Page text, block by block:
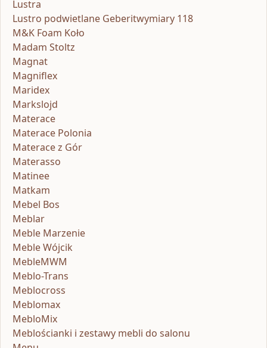
Lustra
Lustro podwietlane Geberitwymiary 118
M&K Foam Koło
Madam Stoltz
Magnat
Magniflex
Maridex
Markslojd
Materace
Materace Polonia
Materace z Gór
Materasso
Matinee
Matkam
Mebel Bos
Meblar
Meble Marzenie
Meble Wójcik
MebleMWM
Meblo-Trans
Meblocross
Meblomax
MebloMix
Meblościanki i zestawy mebli do salonu